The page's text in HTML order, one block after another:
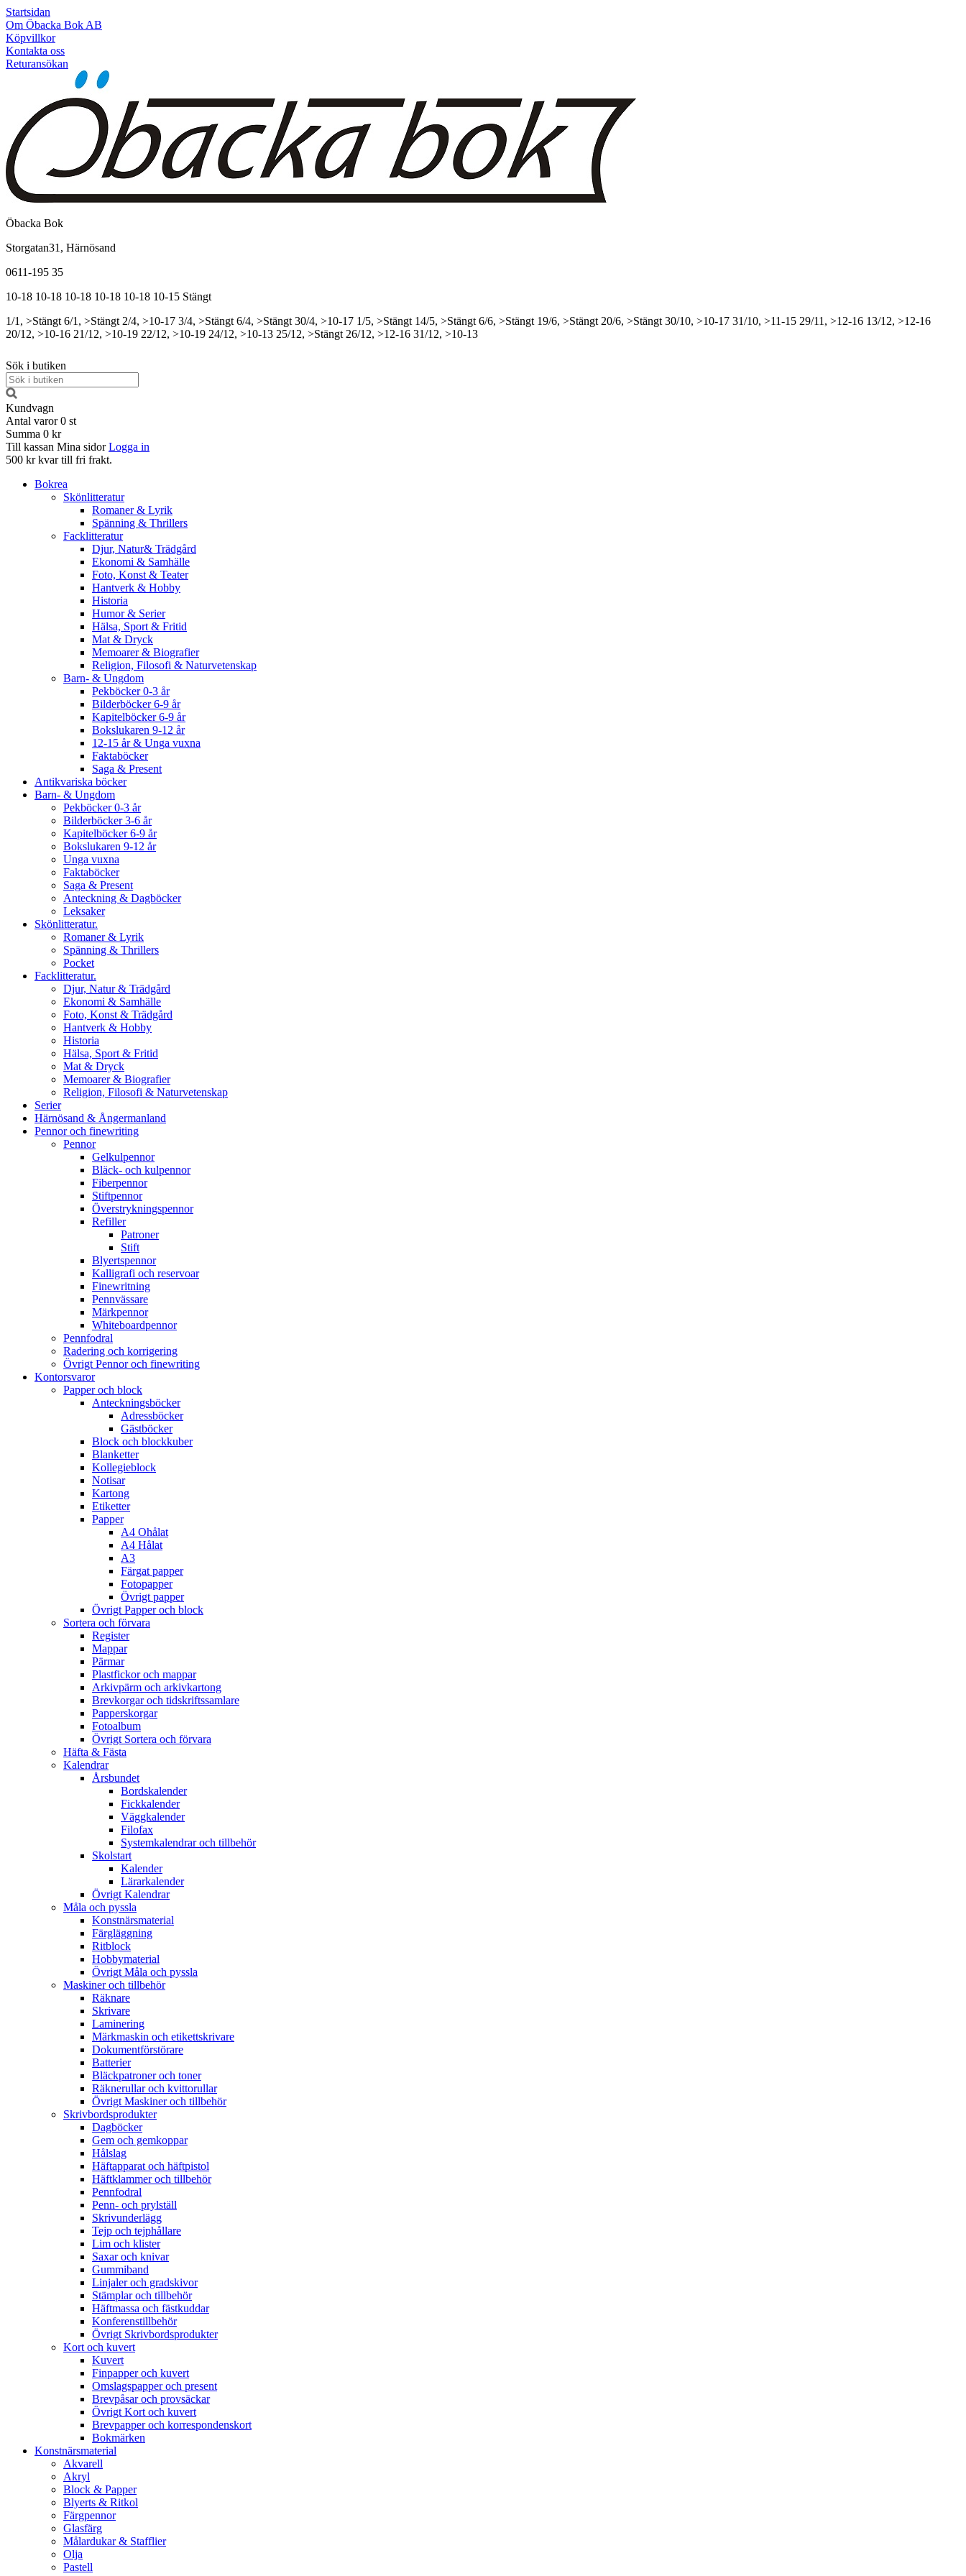
Startsidan
Om Öbacka Bok AB
Köpvillkor
Kontakta oss
Returansökan
Öbacka Bok
Storgatan31, Härnösand
0611-195 35
10-18 10-18 10-18 10-18 10-18 10-15 Stängt
1/1, >Stängt 6/1, >Stängt 2/4, >10-17 3/4, >Stängt 6/4, >Stängt 30/4, >10-17 1/5, >Stängt 14/5, >Stängt 6/6, >Stängt 19/6, >Stängt 20/6, >Stängt 30/10, >10-17 31/10, >11-15 29/11, >12-16 13/12, >12-16
20/12, >10-16 21/12, >10-19 22/12, >10-19 24/12, >10-13 25/12, >Stängt 26/12, >12-16 31/12, >10-13
Sök i butiken
Kundvagn
Antal varor 0 st
Summa 0 kr
Till kassan Mina sidor Logga in
500 kr kvar till fri frakt.
Bokrea
Skönlitteratur
Romaner & Lyrik
Spänning & Thrillers
Facklitteratur
Djur, Natur& Trädgård
Ekonomi & Samhälle
Foto, Konst & Teater
Hantverk & Hobby
Historia
Humor & Serier
Hälsa, Sport & Fritid
Mat & Dryck
Memoarer & Biografier
Religion, Filosofi & Naturvetenskap
Barn- & Ungdom
Pekböcker 0-3 år
Bilderböcker 6-9 år
Kapitelböcker 6-9 år
Bokslukaren 9-12 år
12-15 år & Unga vuxna
Faktaböcker
Saga & Present
Antikvariska böcker
Barn- & Ungdom
Pekböcker 0-3 år
Bilderböcker 3-6 år
Kapitelböcker 6-9 år
Bokslukaren 9-12 år
Unga vuxna
Faktaböcker
Saga & Present
Anteckning & Dagböcker
Leksaker
Skönlitteratur.
Romaner & Lyrik
Spänning & Thrillers
Pocket
Facklitteratur.
Djur, Natur & Trädgård
Ekonomi & Samhälle
Foto, Konst & Trädgård
Hantverk & Hobby
Historia
Hälsa, Sport & Fritid
Mat & Dryck
Memoarer & Biografier
Religion, Filosofi & Naturvetenskap
Serier
Härnösand & Ångermanland
Pennor och finewriting
Pennor
Gelkulpennor
Bläck- och kulpennor
Fiberpennor
Stiftpennor
Överstrykningspennor
Refiller
Patroner
Stift
Blyertspennor
Kalligrafi och reservoar
Finewritning
Pennvässare
Märkpennor
Whiteboardpennor
Pennfodral
Radering och korrigering
Övrigt Pennor och finewriting
Kontorsvaror
Papper och block
Anteckningsböcker
Adressböcker
Gästböcker
Block och blockkuber
Blanketter
Kollegieblock
Notisar
Kartong
Etiketter
Papper
A4 Ohålat
A4 Hålat
A3
Färgat papper
Fotopapper
Övrigt papper
Övrigt Papper och block
Sortera och förvara
Register
Mappar
Pärmar
Plastfickor och mappar
Arkivpärm och arkivkartong
Brevkorgar och tidskriftssamlare
Papperskorgar
Fotoalbum
Övrigt Sortera och förvara
Häfta & Fästa
Kalendrar
Årsbundet
Bordskalender
Fickkalender
Väggkalender
Filofax
Systemkalendrar och tillbehör
Skolstart
Kalender
Lärarkalender
Övrigt Kalendrar
Måla och pyssla
Konstnärsmaterial
Färgläggning
Ritblock
Hobbymaterial
Övrigt Måla och pyssla
Maskiner och tillbehör
Räknare
Skrivare
Laminering
Märkmaskin och etikettskrivare
Dokumentförstörare
Batterier
Bläckpatroner och toner
Räknerullar och kvittorullar
Övrigt Maskiner och tillbehör
Skrivbordsprodukter
Dagböcker
Gem och gemkoppar
Hålslag
Häftapparat och häftpistol
Häftklammer och tillbehör
Pennfodral
Penn- och prylställ
Skrivunderlägg
Tejp och tejphållare
Lim och klister
Saxar och knivar
Gummiband
Linjaler och gradskivor
Stämplar och tillbehör
Häftmassa och fästkuddar
Konferenstillbehör
Övrigt Skrivbordsprodukter
Kort och kuvert
Kuvert
Finpapper och kuvert
Omslagspapper och present
Brevpåsar och provsäckar
Övrigt Kort och kuvert
Brevpapper och korrespondenskort
Bokmärken
Konstnärsmaterial
Akvarell
Akryl
Block & Papper
Blyerts & Ritkol
Färgpennor
Glasfärg
Målardukar & Stafflier
Olja
Pastell